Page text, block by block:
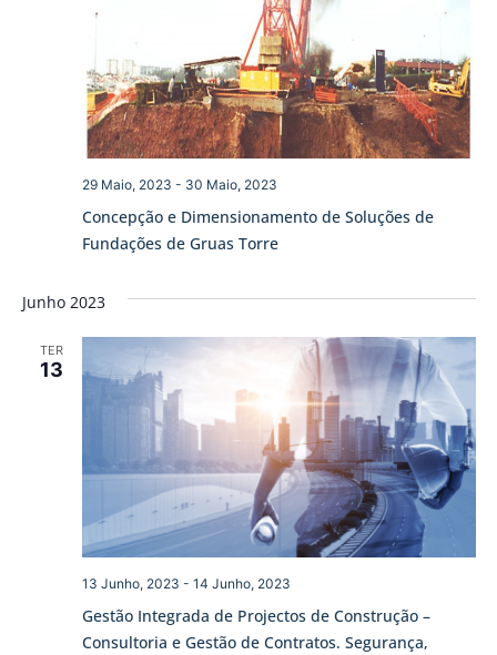
Concepção e Dimensionamento de Soluções de
Fundações de Gruas Torre
29 Maio, 2023 - 30 Maio, 2023
Junho 2023
TER
13
Gestão Integrada de Projectos de Construção –
Consultoria e Gestão de Contratos. Segurança,
13 Junho, 2023 - 14 Junho, 2023